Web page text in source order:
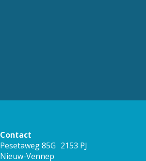
Contact
Pesetaweg 85G 2153 PJ
Nieuw-Vennep